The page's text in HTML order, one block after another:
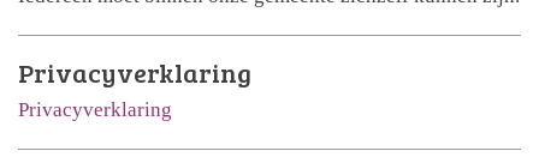
Privacyverklaring
Privacyverklaring